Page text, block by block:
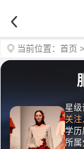
当前位置： 首页 >
星级
关注
学历
所属